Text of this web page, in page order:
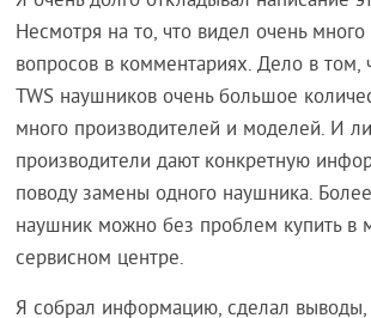
Несмотря на то, что видел очень
вопросов в комментариях. Дело в том,
TWS наушников очень большое
много производителей и моделей. И
производители дают конкретную
поводу замены одного наушника.
наушник можно без проблем купить в
сервисном центре.
Я собрал информацию, сделал выводы,